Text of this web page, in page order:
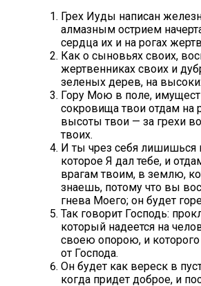
Грех Иуды написан
алмазным острием
сердца их и на рогах
Как о сыновьях своих,
жертвенниках своих и
зеленых дерев, на
Гору Мою в поле,
сокровища твои отдам на
высоты твои — за грехи
твоих.
И ты чрез себя лишишься
которое Я дал тебе, и
врагам твоим, в землю,
знаешь, потому что вы
гнева Моего; он будет
Так говорит Господь:
который надеется на
своею опорою, и которого
от Господа.
Он будет как вереск в
когда придет доброе, и